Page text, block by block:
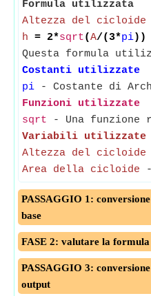
Formula utilizzata
Altezza del cicloide
h = 2*sqrt(A/(3*pi))
Questa formula
Costanti utilizzate
pi - Costante di
Funzioni utilizzate
sqrt - Una funzione
Variabili utilizzate
Altezza del cicloide
Area della cicloide
PASSAGGIO 1:
base
FASE 2: valutare la formula
PASSAGGIO 3:
output